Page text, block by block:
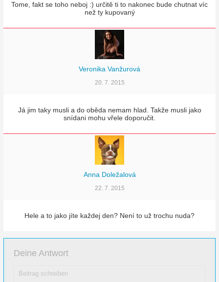
Tome, fakt se toho neboj :) určitě ti to nakonec bude chutnat víc
než ty kupovaný
Veronika Vanžurová
20. 7. 2015
Já jim taky musli a do oběda nemam hlad. Takže musli jako
snídani mohu vřele doporučit.
Anna Doležalová
22. 7. 2015
Hele a to jako jíte každej den? Není to už trochu nuda?
Deine Antwort